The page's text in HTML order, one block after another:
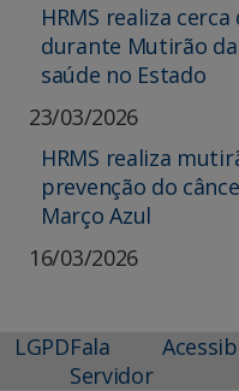
HRMS realiza
durante Mutirão
saúde no Estado
23/03/2026
HRMS realiza
prevenção do
Março Azul
16/03/2026
LGPDFala
Servidor